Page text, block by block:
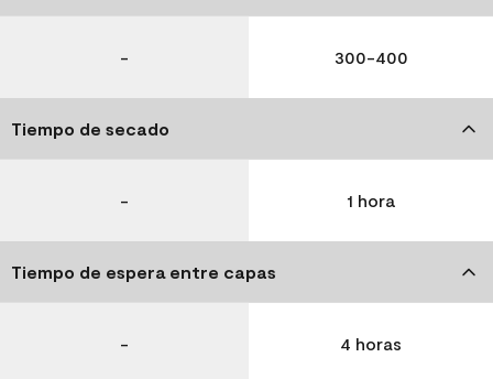
- 300-400
Tiempo de secado
- 1 hora
Tiempo de espera entre capas
- 4 horas